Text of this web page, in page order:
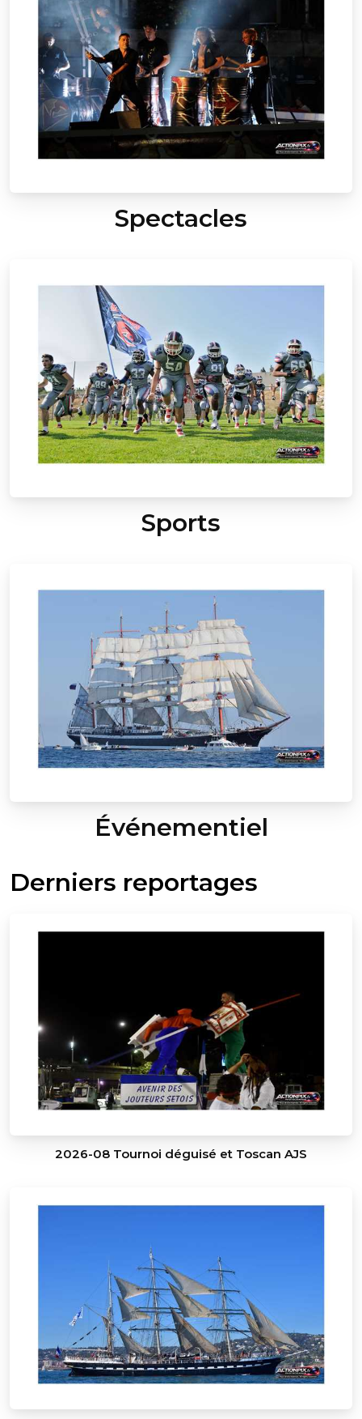
Spectacles
Sports
Événementiel
Derniers reportages
2026-08 Tournoi déguisé et Toscan AJS